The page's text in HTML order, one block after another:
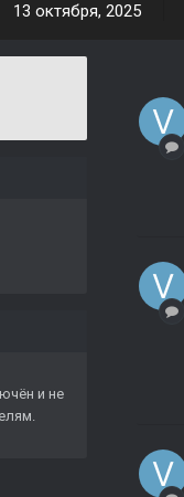
13 октября, 2025
и не